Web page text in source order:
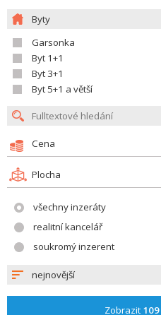
Byty
Garsonka
Byt 1+1
Byt 3+1
Byt 5+1 a větší
Cena
Plocha
všechny inzeráty
realitní kancelář
soukromý inzerent
nejnovější
Zobrazit 109